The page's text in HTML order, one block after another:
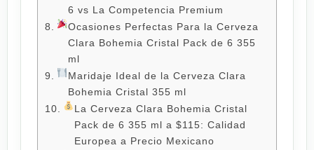
6 vs La Competencia Premium
Ocasiones Perfectas Para la Cerveza
Clara Bohemia Cristal Pack de 6 355
ml
Maridaje Ideal de la Cerveza Clara
Bohemia Cristal 355 ml
La Cerveza Clara Bohemia Cristal
Pack de 6 355 ml a $115: Calidad
Europea a Precio Mexicano